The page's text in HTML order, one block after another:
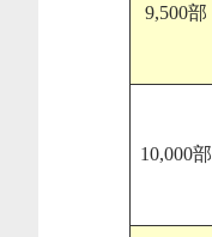
9,500部
10,000部